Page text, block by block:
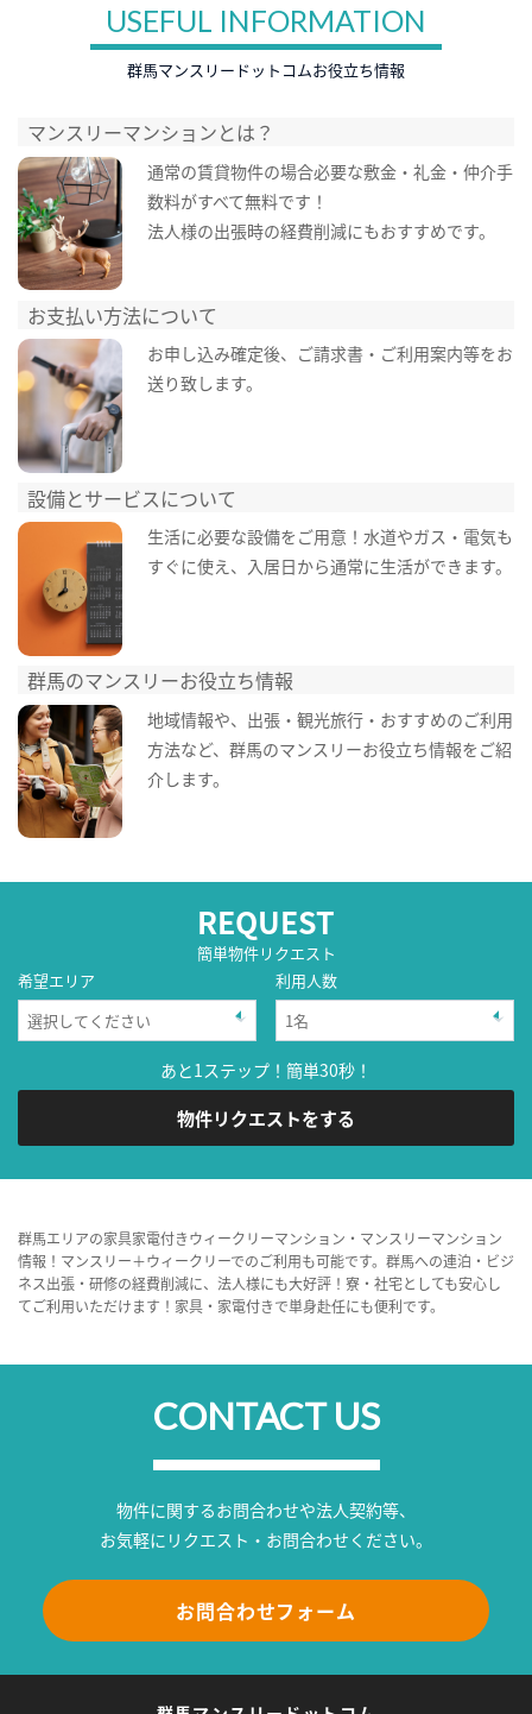
USEFUL INFORMATION
群馬マンスリードットコムお役立ち情報
マンスリーマンションとは？
通常の賃貸物件の場合必要な敷金・礼金・仲介手
数料がすべて無料です！
法人様の出張時の経費削減にもおすすめです。
お支払い方法について
お申し込み確定後、ご請求書・ご利用案内等をお
送り致します。
設備とサービスについて
生活に必要な設備をご用意！水道やガス・電気も
すぐに使え、入居日から通常に生活ができます。
群馬のマンスリーお役立ち情報
地域情報や、出張・観光旅行・おすすめのご利用
方法など、群馬のマンスリーお役立ち情報をご紹
介します。
REQUEST
簡単物件リクエスト
希望エリア
利用人数
あと1ステップ！簡単30秒！
物件リクエストをする
群馬エリアの家具家電付きウィークリーマンション・マンスリーマンション
情報！マンスリー＋ウィークリーでのご利用も可能です。群馬への連泊・ビジ
ネス出張・研修の経費削減に、法人様にも大好評！寮・社宅としても安心し
てご利用いただけます！家具・家電付きで単身赴任にも便利です。
CONTACT US
物件に関するお問合わせや法人契約等、
お気軽にリクエスト・お問合わせください。
お問合わせフォーム